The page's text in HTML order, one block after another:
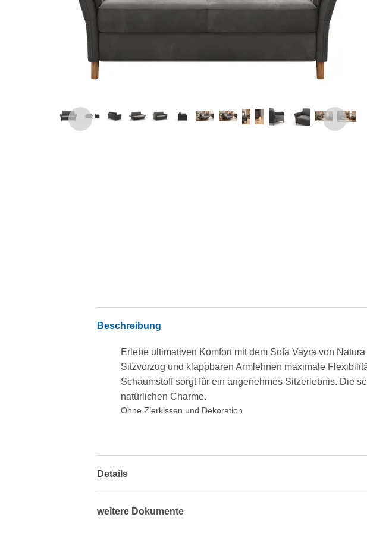
Beschreibung
Erlebe ultimativen Komfort mit dem Sofa Vayra von
Sitzvorzug und klappbaren Armlehnen maximale
Schaumstoff sorgt für ein angenehmes Sitzerlebnis. Die
natürlichen Charme.
Ohne Zierkissen und Dekoration
Details
weitere Dokumente